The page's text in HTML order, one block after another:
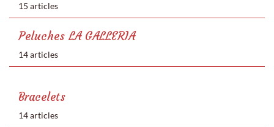
15 articles
Peluches LA GALLERIA
14 articles
Bracelets
14 articles